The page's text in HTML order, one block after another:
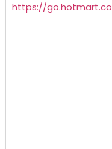
https://